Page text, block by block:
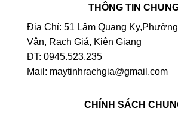
THÔNG TIN
Địa Chỉ: 51 Lâm Quang
Vân, Rạch Giá, Kiên Giang
ĐT: 0945.523.235
Mail: maytinhrachgia@gmail.com
CHÍNH SÁCH